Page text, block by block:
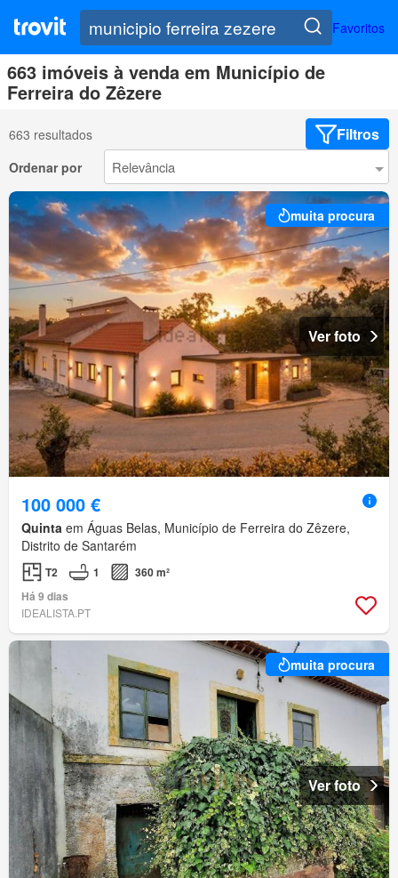
Favoritos
663 imóveis à venda em Município de
Ferreira do Zêzere
663 resultados Filtros
Ordenar por
muita procura
Ver foto
100 000 €
Quinta em Águas Belas, Município de Ferreira do Zêzere,
Distrito de Santarém
T2 1
360 m²
Há 9 dias
IDEALISTA.PT
muita procura
Ver foto